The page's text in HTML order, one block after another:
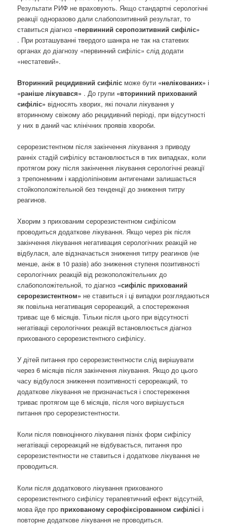
Результати РИФ не враховують. Якщо стандартні серологічні
реакції одноразово дали слабопозитивний результат, то
ставиться діагноз «первинний серопозитивний сифіліс»
. При розташуванні твердого шанкра не так на статевих
органах до діагнозу «первинний сифіліс» слід додати
«нестатевий».
Вторинний рецидивний сифіліс може бути «нелікованих»і
«раніше лікувався» . До групи «вторинний прихований
сифіліс» відносять хворих, які почали лікування у
вторинному свіжому або рецидивний періоді, при відсутності
у них в даний час клінічних проявів хвороби.
серорезистентном після закінчення лікування з приводу
ранніх стадій сифілісу встановлюється в тих випадках, коли
протягом року після закінчення лікування серологічні реакції
з трепонемним і кардіоліпіновим антигенами залишається
стойкоположітельной без тенденції до зниження титру
реагинов.
Хворим з прихованим серорезистентном сифілісом
проводиться додаткове лікування. Якщо через рік після
закінчення лікування негативация серологічних реакцій не
відбулася, але відзначається зниження титру реагинов (не
менше, аніж в 10 разів) або зниження ступеня позитивності
серологічних реакцій від резкоположітельних до
слабоположітельной, то діагноз «сифіліс прихований
серорезистентном» не ставиться і ці випадки розглядаються
як повільна негативация серореакций, а спостереження
триває ще 6 місяців. Тільки після цього при відсутності
негатіваціі серологічних реакцій встановлюється діагноз
прихованого серорезистентного сифілісу.
У дітей питання про серорезистентности слід вирішувати
через 6 місяців після закінчення лікування. Якщо до цього
часу відбулося зниження позитивності серореакций, то
додаткове лікування не призначається і спостереження
триває протягом ще 6 місяців, після чого вирішується
питання про серорезистентности.
Коли після повноцінного лікування пізніх форм сифілісу
негатіваціі серореакций не відбувається, питання про
серорезистентности не ставиться і додаткове лікування не
проводиться.
Коли після додаткового лікування прихованого
серорезистентного сифілісу терапевтичний ефект відсутній,
мова йде про прихованому серофіксірованном сифілісіі
повторне додаткове лікування не проводиться.